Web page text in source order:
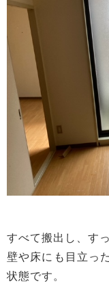
すべて搬出し、す
壁や床にも目立っ
状態です。